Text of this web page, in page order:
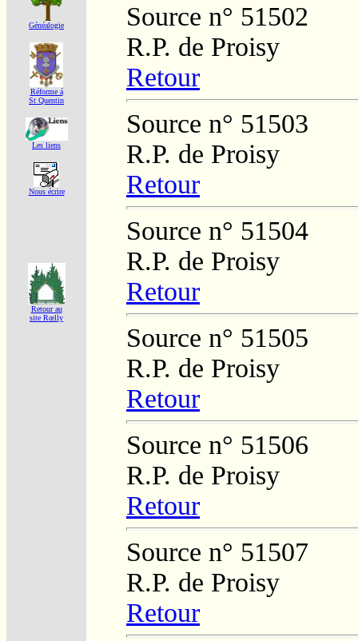
Généalogie
Réforme á
St Quentin
Les liens
Nous écrire
Retour au
site Rœlly
Source n° 51502
R.P. de Proisy
Retour
Source n° 51503
R.P. de Proisy
Retour
Source n° 51504
R.P. de Proisy
Retour
Source n° 51505
R.P. de Proisy
Retour
Source n° 51506
R.P. de Proisy
Retour
Source n° 51507
R.P. de Proisy
Retour